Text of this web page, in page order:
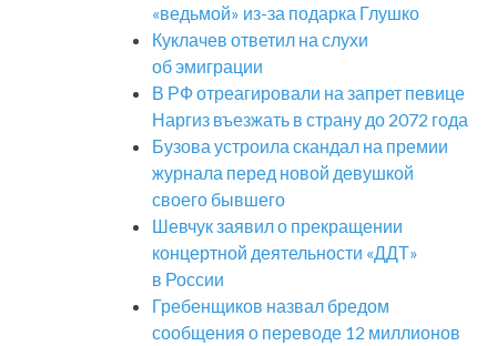
«ведьмой» из-за подарка Глушко
Куклачев ответил на слухи
об эмиграции
В РФ отреагировали на запрет певице
Наргиз въезжать в страну до 2072 года
Бузова устроила скандал на премии
журнала перед новой девушкой
своего бывшего
Шевчук заявил о прекращении
концертной деятельности «ДДТ»
в России
Гребенщиков назвал бредом
сообщения о переводе 12 миллионов